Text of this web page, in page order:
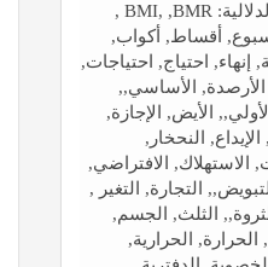
الكلمات الدلالية: BMI, ,BMR ,
أسبوع, أقساط, أكواب,
إنهاء, احتياج, احتياجات,
الأرصدة, الأساسي,,
الأيض, الإجازة,
النحخار,
الاستهلاك, الافتراضي,
التجارة, التغير ,
الثلث, الجسم,
الحرارية,